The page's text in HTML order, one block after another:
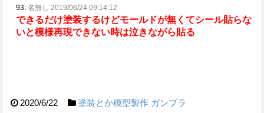
93: 名無し 2019/06/24 09:14:12
できるだけ塗装するけどモールドが無くてシール貼らな
いと模様再現できない時は泣きながら貼る
2020/6/22 塗装とか模型製作 ガンプラ